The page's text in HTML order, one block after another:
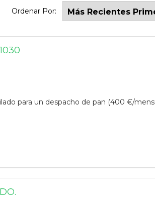
Ordenar Por:
para un despacho de pan (400 €/